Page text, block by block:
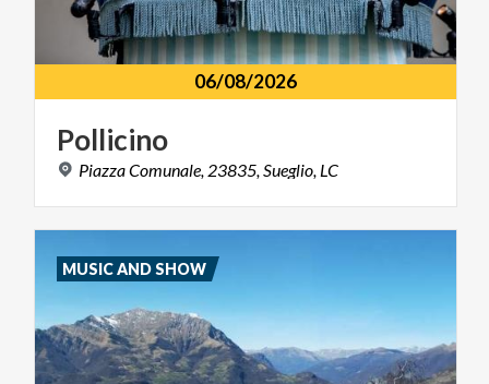
06/08/2026
Pollicino
PiazzaComunale, 23835, Sueglio, LC
MUSIC AND SHOW